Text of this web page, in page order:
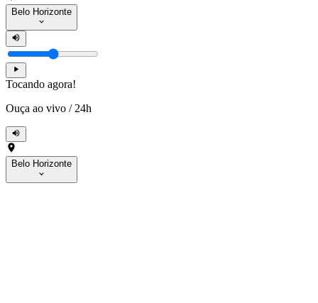
Belo Horizonte
Tocando agora!
Ouça ao vivo / 24h
Belo Horizonte